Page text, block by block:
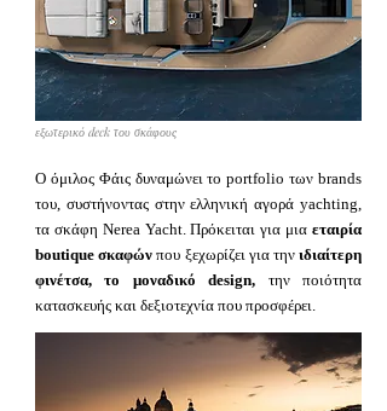
εξωτερικό deck του σκάφους
Ο όμιλος Φάις δυναμώνει το portfolio των brands
του, συστήνοντας στην ελληνική αγορά yachting,
τα σκάφη Nerea Yacht. Πρόκειται για μια εταιρία
boutique σκαφών που ξεχωρίζει για τηνιδιαίτερη
φινέτσα, το μοναδικό design, την ποιότητα
κατασκευής και δεξιοτεχνία που προσφέρει.